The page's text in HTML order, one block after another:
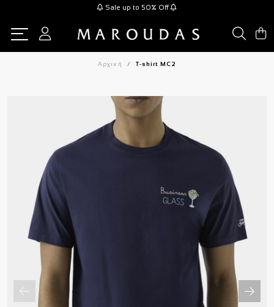
Sale up to 50% Off
Αρχική T-shirt MC2